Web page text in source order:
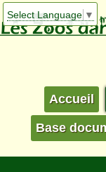
Select Language ▼
Accueil
Base